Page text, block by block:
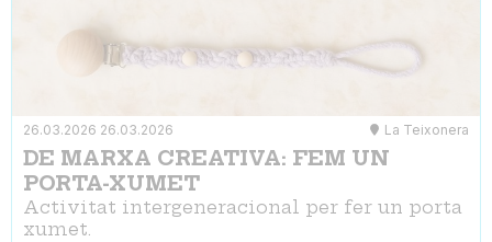
26.03.2026 26.03.2026 La Teixonera
DE MARXA CREATIVA: FEM UN
PORTA-XUMET
Activitat intergeneracional per fer un porta
xumet.